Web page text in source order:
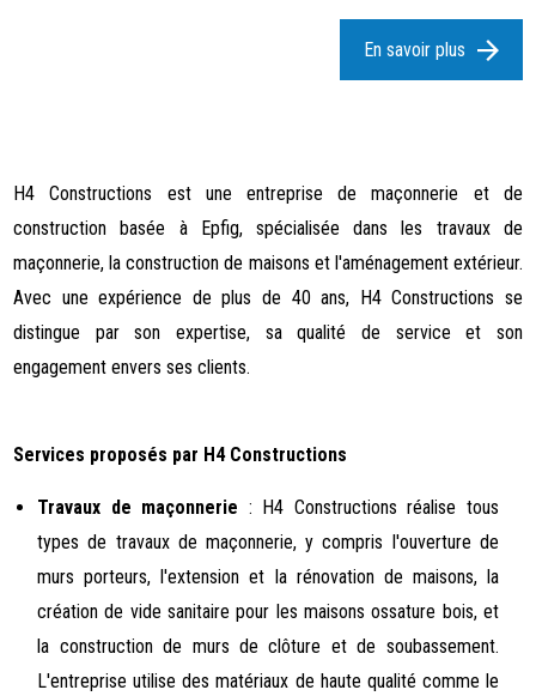
En savoir plus
H4 Constructions est une entreprise de maçonnerie et de
construction basée à Epfig, spécialisée dans les travaux de
maçonnerie, la construction de maisons et l'aménagement extérieur.
Avec une expérience de plus de 40 ans, H4 Constructions se
distingue par son expertise, sa qualité de service et son
engagement envers ses clients.
Services proposés par H4 Constructions
Travaux de maçonnerie : H4 Constructions réalise tous
types de travaux de maçonnerie, y compris l'ouverture de
murs porteurs, l'extension et la rénovation de maisons, la
création de vide sanitaire pour les maisons ossature bois, et
la construction de murs de clôture et de soubassement.
L'entreprise utilise des matériaux de haute qualité comme le